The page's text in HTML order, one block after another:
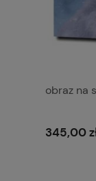
obraz na
345,00